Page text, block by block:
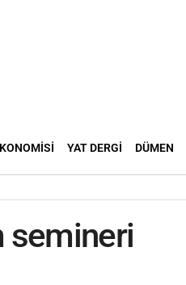
YAT DERGI DÜMEN
semineri